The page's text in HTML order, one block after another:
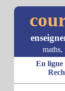
En ligne